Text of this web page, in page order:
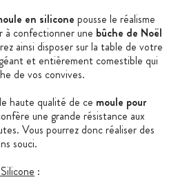
en silicone pousse le réalisme
à confectionner une bûche de Noël
ainsi disposer sur la table de votre
et entièrement comestible qui
de vos convives.
haute qualité de ce moule pour
une grande résistance aux
Vous pourrez donc réaliser des
souci.
: